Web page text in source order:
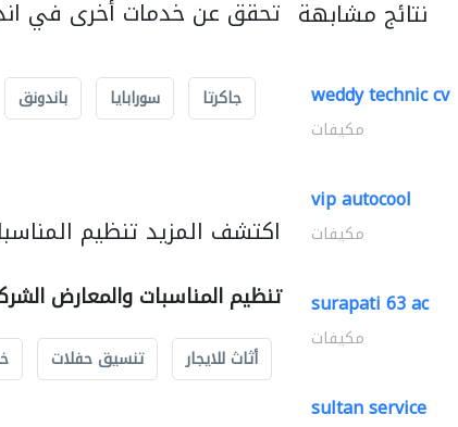
تحقق عن خدمات أخرى في
جاكرتا سورابايا باندونق
اكتشف المزيد تنظيم
تنظيم المناسبات والمعارض
أثاث للايجار تنسيق حفلات
نتائج مشابهة
weddy technic cv
مكيفات
vip autocool
مكيفات
surapati 63 ac
مكيفات
sultan service